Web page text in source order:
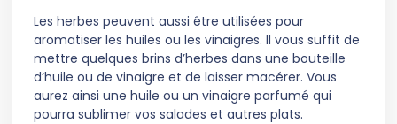
Les herbes peuvent aussi être utilisées pour
aromatiser les huiles ou les vinaigres. Il vous suffit de
mettre quelques brins d’herbes dans une bouteille
d’huile ou de vinaigre et de laisser macérer. Vous
aurez ainsi une huile ou un vinaigre parfumé qui
pourra sublimer vos salades et autres plats.